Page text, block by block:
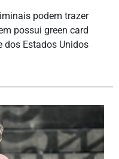
podem trazer
possui green card
dos Estados Unidos